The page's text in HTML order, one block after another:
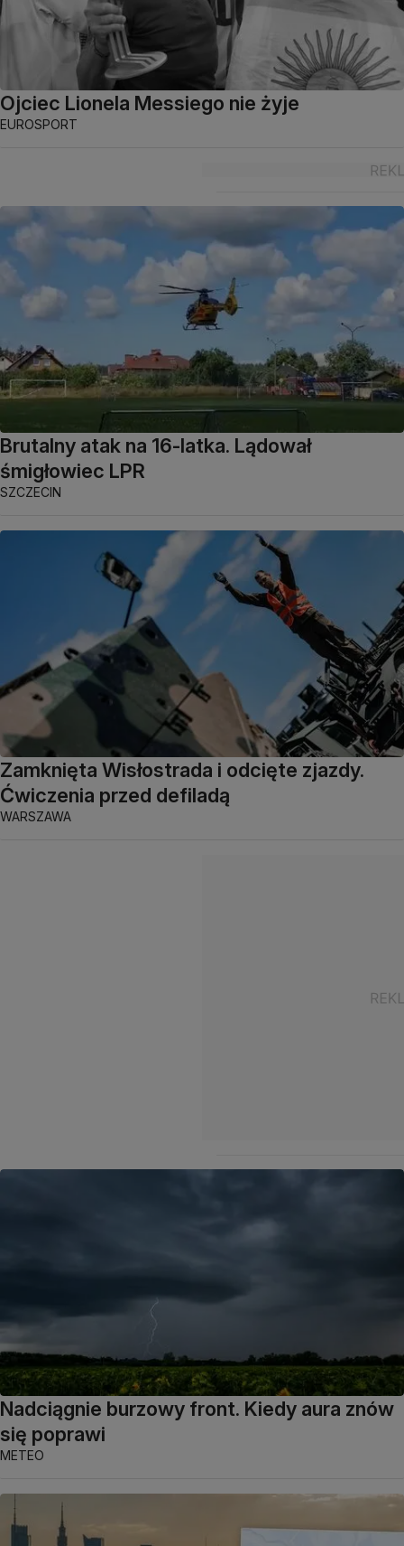
Ojciec Lionela Messiego nie żyje
EUROSPORT
Brutalny atak na 16-latka. Lądował
śmigłowiec LPR
SZCZECIN
Zamknięta Wisłostrada i odcięte zjazdy.
Ćwiczenia przed defiladą
WARSZAWA
Nadciągnie burzowy front. Kiedy aura znów
się poprawi
METEO